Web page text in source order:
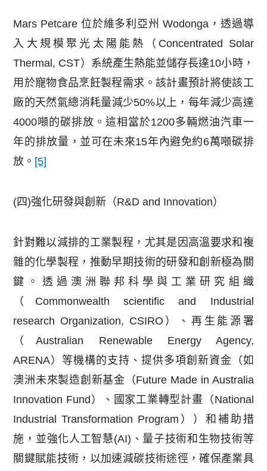
Mars Petcare 位於維多利亞州 Wodonga，透過導
入大規模聚光太陽能熱（Concentrated Solar
Thermal, CST）系統產生熱能並儲存長達10小時，
用於寵物食品烹飪製程需求。該計畫預計將使該工
廠的天然氣總消耗量減少50%以上，每年減少高達
4000噸的碳排放。這相當於1200多輛燃油汽車一
年的排放量，並可在未來15年內避免約6萬噸碳排
放。 [5]
(四)強化研發與創新（R&D and Innovation）
針對難以減排的工業製程，尤其是因高溫要求和複
雜的化學製程，推動早期技術的研發和創新極為關
鍵。透過澳洲聯邦科學與工業研究組織
（Commonwealth scientific and Industrial
research Organization, CSIRO）、再生能源署
（Australian Renewable Energy Agency,
ARENA）等機構的支持、提供多項創新資金（如
澳洲未來製造創新基金（Future Made in Australia
Innovation Fund）、國家工業轉型計畫（National
Industrial Transformation Program））和補助措
施，並強化人工智慧(AI)、量子技術和生物技術等
關鍵賦能技術，以加速減碳技術途徑，確保產業具